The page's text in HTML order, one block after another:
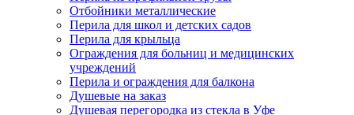
Отбойники металлические
Перила для школ и детских садов
Перила для крыльца
Ограждения для больниц и медицинских
учреждений
Перила и ограждения для балкона
Душевые на заказ
Душевая перегородка из стекла в Уфе